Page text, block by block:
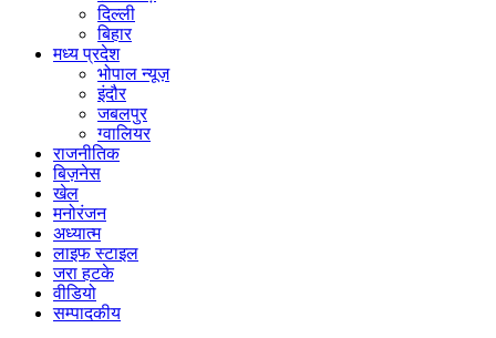
दिल्ली
बिहार
मध्य प्रदेश
भोपाल न्यूज़
इंदौर
जबलपुर
ग्वालियर
राजनीतिक
बिज़नेस
खेल
मनोरंजन
अध्यात्म
लाइफ स्टाइल
जरा हटके
वीडियो
सम्पादकीय